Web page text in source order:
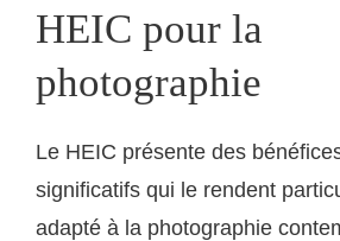
HEIC pour la
photographie
Le HEIC présente des
significatifs qui le rendent
adapté à la photographie